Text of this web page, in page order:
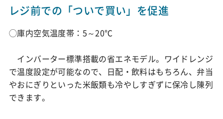
レジ前での「ついで買い」を促進
◯庫内空気温度帯：5～20℃
インバーター標準搭載の省エネモデル。ワイドレンジ
で温度設定が可能なので、日配・飲料はもちろん、弁当
やおにぎりといった米飯類も冷やしすぎずに保冷し陳列
できます。